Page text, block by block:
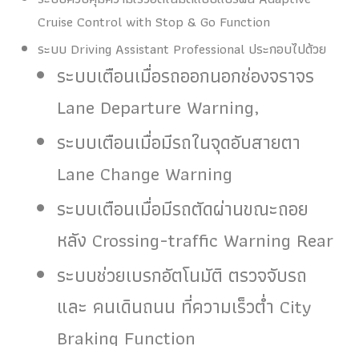
Cruise Control with Stop & Go Function
ระบบ Driving Assistant Professional ประกอบไปด้วย
ระบบเตือนเมื่อรถออกนอกช่องจราจร
Lane Departure Warning,
ระบบเตือนเมื่อมีรถในจุดอับสายตา
Lane Change Warning
ระบบเตือนเมื่อมีรถตัดผ่านขณะถอย
หลัง Crossing-traffic Warning Rear
ระบบช่วยเบรกอัตโนมัติ ตรวจจับรถ
และ คนเดินถนน ที่ความเร็วต่ำ City
Braking Function